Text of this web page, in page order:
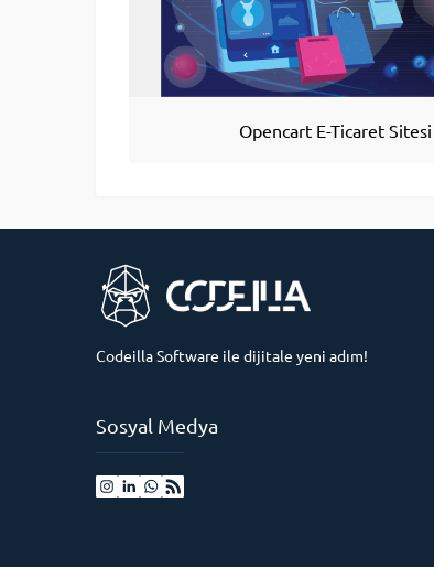
Opencart E-Ticaret Sitesi
Codeilla Software ile dijitale yeni adım!
Sosyal Medya